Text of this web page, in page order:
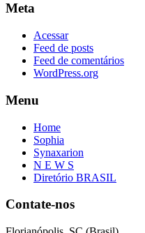
Meta
Acessar
Feed de posts
Feed de comentários
WordPress.org
Menu
Home
Sophia
Synaxarion
N E W S
Diretório BRASIL
Contate-nos